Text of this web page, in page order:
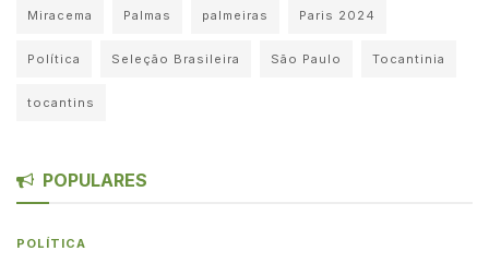
Miracema Palmas palmeiras Paris 2024
Política Seleção Brasileira São Paulo Tocantinia
tocantins
POPULARES
POLÍTICA